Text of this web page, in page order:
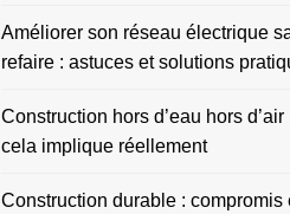
Améliorer son réseau électrique
refaire : astuces et solutions
Construction hors d’eau hors d’air
cela implique réellement
Construction durable : compromis